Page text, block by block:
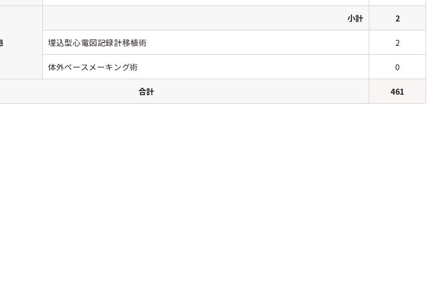
小計 2
埋込型心電図記録計移植術 2
体外ペースメーキング術 0
合計 461